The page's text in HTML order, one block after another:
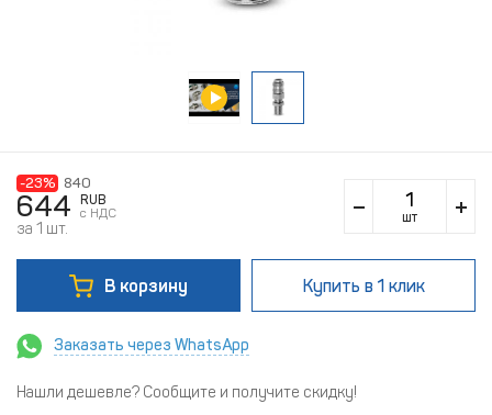
-23% 840
644
RUB
c НДС
за 1 шт.
шт
В корзину Купить в 1 клик
Заказать через WhatsApp
Нашли дешевле? Сообщите и получите скидку!